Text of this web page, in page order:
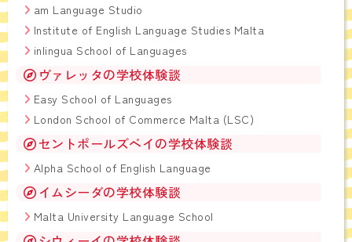
am Language Studio
Institute of English Language Studies Malta
inlingua School of Languages
ヴァレッタの学校体験談
Easy School of Languages
London School of Commerce Malta (LSC)
セントポールズベイの学校体験談
Alpha School of English Language
イムシーダの学校体験談
Malta University Language School